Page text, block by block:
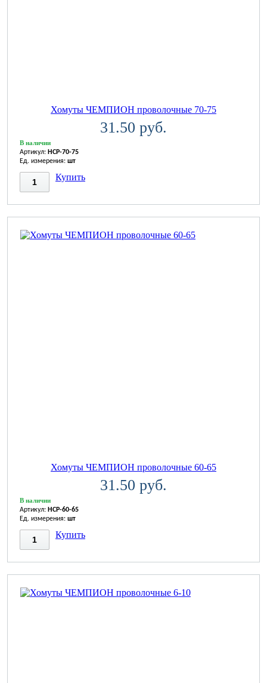
Хомуты ЧЕМПИОН проволочные 70-75
31.50 руб.
В наличии
Артикул: HCP-70-75
Ед. измерения: шт
Купить
Хомуты ЧЕМПИОН проволочные 60-65
31.50 руб.
В наличии
Артикул: HCP-60-65
Ед. измерения: шт
Купить